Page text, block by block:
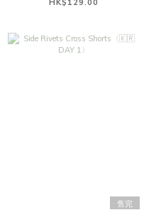
HK$129.00
售完